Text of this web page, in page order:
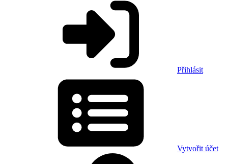
Přihlásit
Vytvořit účet